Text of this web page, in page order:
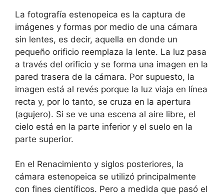
La fotografía estenopeica es la captura de
imágenes y formas por medio de una cámara
sin lentes, es decir, aquella en donde un
pequeño orificio reemplaza la lente. La luz pasa
a través del orificio y se forma una imagen en la
pared trasera de la cámara. Por supuesto, la
imagen está al revés porque la luz viaja en línea
recta y, por lo tanto, se cruza en la apertura
(agujero). Si se ve una escena al aire libre, el
cielo está en la parte inferior y el suelo en la
parte superior.
En el Renacimiento y siglos posteriores, la
cámara estenopeica se utilizó principalmente
con fines científicos. Pero a medida que pasó el